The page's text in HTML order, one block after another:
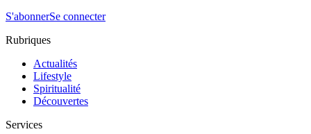
S'abonnerSe connecter
Rubriques
Actualités
Lifestyle
Spiritualité
Découvertes
Services